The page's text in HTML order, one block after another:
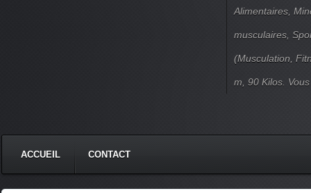
Alimentaires,
musculaires,
(Musculation,
m, 90 Kilos.
ACCUEIL CONTACT